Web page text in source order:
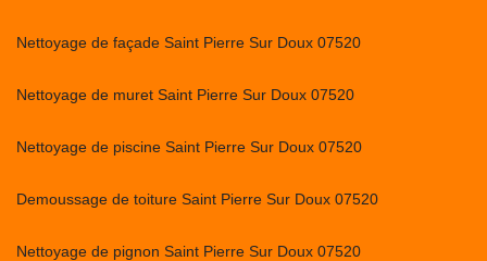
Nettoyage de façade Saint Pierre Sur Doux 07520
Nettoyage de muret Saint Pierre Sur Doux 07520
Nettoyage de piscine Saint Pierre Sur Doux 07520
Demoussage de toiture Saint Pierre Sur Doux 07520
Nettoyage de pignon Saint Pierre Sur Doux 07520